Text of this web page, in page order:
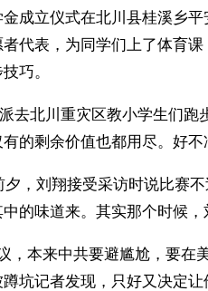
成立仪式在北川县桂溪乡平
代表，为同学们上了体育
巧。
去北川重灾区教小学生们跑
的剩余价值也都用尽。好不
夕，刘翔接受采访时说比赛
的味道来。其实那个时候
，本来中共要避尴尬，要在
坑记者发现，只好又决定